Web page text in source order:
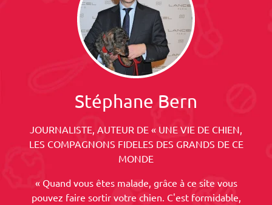
Stéphane Bern
JOURNALISTE, AUTEUR DE « UNE VIE DE CHIEN,
LES COMPAGNONS FIDELES DES GRANDS DE CE
MONDE
« Quand vous êtes malade, grâce à ce site vous
pouvez faire sortir votre chien. C'est formidable,